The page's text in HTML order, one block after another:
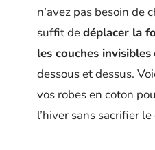
n’avez pas besoin de
suffit dedéplacer la
les couches invisibles
dessous et dessus.
vos robes en coton
l’hiver sans sacrifier